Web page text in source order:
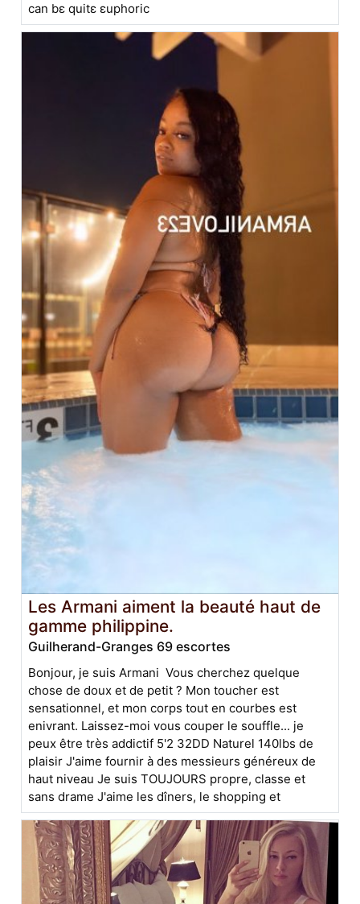
can bε quitε εuphoric
Les Armani aiment la beauté haut de
gamme philippine.
Guilherand-Granges 69 escortes
Bonjour, je suis Armani Vous cherchez quelque
chose de doux et de petit ? Mon toucher est
sensationnel, et mon corps tout en courbes est
enivrant. Laissez-moi vous couper le souffle... je
peux être très addictif 5'2 32DD Naturel 140lbs de
plaisir J'aime fournir à des messieurs généreux de
haut niveau Je suis TOUJOURS propre, classe et
sans drame J'aime les dîners, le shopping et